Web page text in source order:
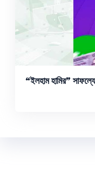
“ইলহাম হামির”